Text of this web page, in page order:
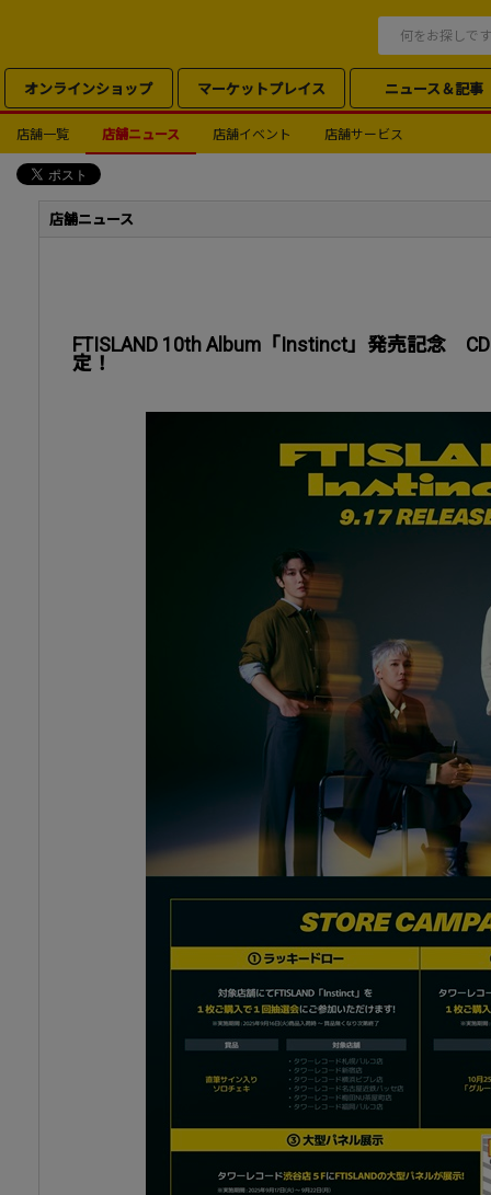
オンラインショップ マーケットプレイス ニュース＆記事
店舗一覧 店舗ニュース 店舗イベント 店舗サービス
店舗ニュース
FTISLAND 10th Album「Instinct」発売記念
定！